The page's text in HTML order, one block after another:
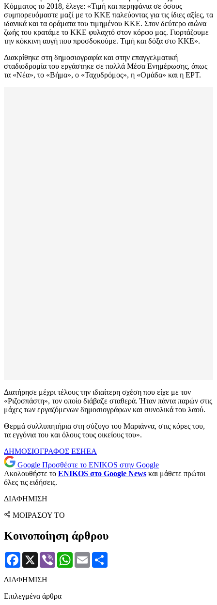
Κόμματος το 2018, έλεγε: «Τιμή και περηφάνια σε όσους
συμπορευόμαστε μαζί με το ΚΚΕ παλεύοντας για τις ίδιες αξίες, τα
ιδανικά και τα οράματα του τιμημένου ΚΚΕ. Στον δεύτερο αιώνα
ζωής του κρατάμε το ΚΚΕ φυλαχτό στον κόρφο μας. Γιορτάζουμε
την κόκκινη αυγή που προσδοκούμε. Τιμή και δόξα στο ΚΚΕ».
Διακρίθηκε στη δημοσιογραφία και στην επαγγελματική
σταδιοδρομία του εργάστηκε σε πολλά Μέσα Ενημέρωσης, όπως
τα «Νέα», το «Βήμα», ο «Ταχυδρόμος», η «Ομάδα» και η ΕΡΤ.
Διατήρησε μέχρι τέλους την ιδιαίτερη σχέση που είχε με τον
«Ριζοσπάστη», τον οποίο διάβαζε σταθερά. Ήταν πάντα παρών στις
μάχες των εργαζόμενων δημοσιογράφων και συνολικά του λαού.
Θερμά συλλυπητήρια στη σύζυγο του Μαριάννα, στις κόρες του,
τα εγγόνια του και όλους τους οικείους του».
ΔΗΜΟΣΙΟΓΡΑΦΟΣ ΕΣΗΕΑ
Google Προσθέστε το ENIKOS στην Google
Ακολουθήστε το ENIKOS στο Google News και μάθετε πρώτοι
όλες τις ειδήσεις.
ΔΙΑΦΗΜΙΣΗ
ΜΟΙΡΑΣΟΥ ΤΟ
Κοινοποίηση άρθρου
Facebook
X Viber WhatsApp
Email
ΔΙΑΦΗΜΙΣΗ
Επιλεγμένα άρθρα